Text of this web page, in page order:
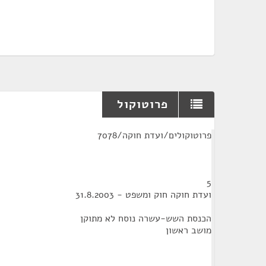
פרוטוקול
פרוטוקולים/ועדת חוקה/7078
5
ועדת חוקה חוק ומשפט - 31.8.2003
הכנסת השש-עשרה נוסח לא מתוקן
מושב ראשון